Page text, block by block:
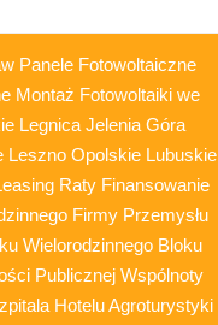
Panele Fotowoltaiczne
Montaż Fotowoltaiki we
Legnica Jelenia Góra
Leszno Opolskie Lubuskie
Raty Finansowanie
Firmy Przemysłu
Wielorodzinnego Bloku
Publicznej Wspólnoty
Hotelu Agroturystyki